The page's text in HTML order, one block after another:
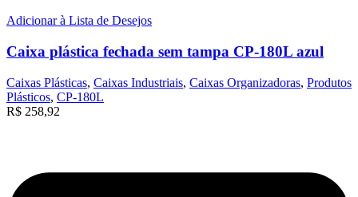
Adicionar à Lista de Desejos
Caixa plástica fechada sem tampa CP-180L azul
Caixas Plásticas, Caixas Industriais, Caixas Organizadoras, Produtos
Plásticos, CP-180L
R$ 258,92